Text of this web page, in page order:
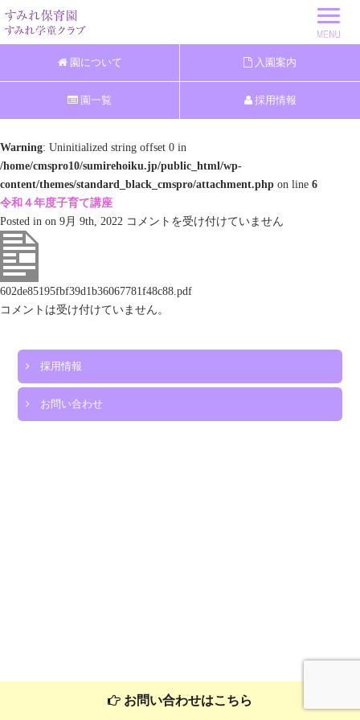
園について 入園案内
園一覧 採用情報
Warning: Uninitialized string offset 0 in
/home/cmspro10/sumirehoiku.jp/public_html/wp-
content/themes/standard_black_cmspro/attachment.php on line 6
令和４年度子育て講座
Posted in on 9月 9th, 2022 令
度
子
て
座
コメントを受け付けていません
602de85195fbf39d1b36067781f48c88.pdf
コメントは受け付けていません。
採用情報
お問い合わせ
お問い合わせはこちら